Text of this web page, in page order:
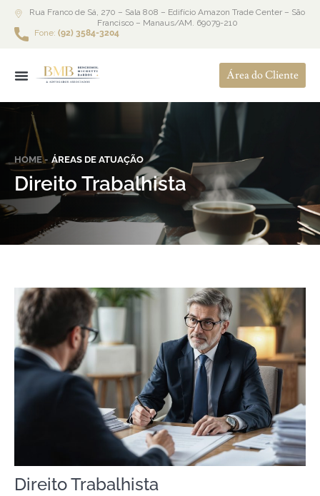
Rua Franco de Sá, 270 – Sala 808 – Edifício Amazon Trade Center – São
Francisco – Manaus/AM. 69079-210
Fone: (92) 3584-3204
Área do Cliente
HOME - ÁREAS DE ATUAÇÃO
Direito Trabalhista
Direito Trabalhista